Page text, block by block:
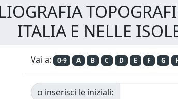
ITALIA E NELLE
Vai a: 0-9 A B C D E F G
o inserisci le iniziali: